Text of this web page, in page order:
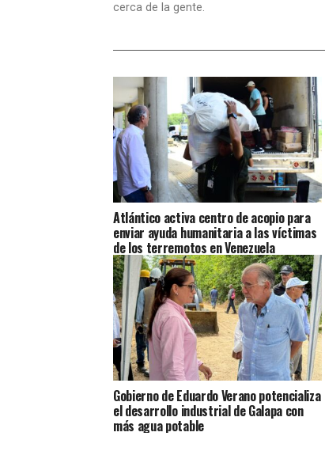
cerca de la gente.
Atlántico activa centro de acopio para
enviar ayuda humanitaria a las víctimas
de los terremotos en Venezuela
Gobierno de Eduardo Verano potencializa
el desarrollo industrial de Galapa con
más agua potable